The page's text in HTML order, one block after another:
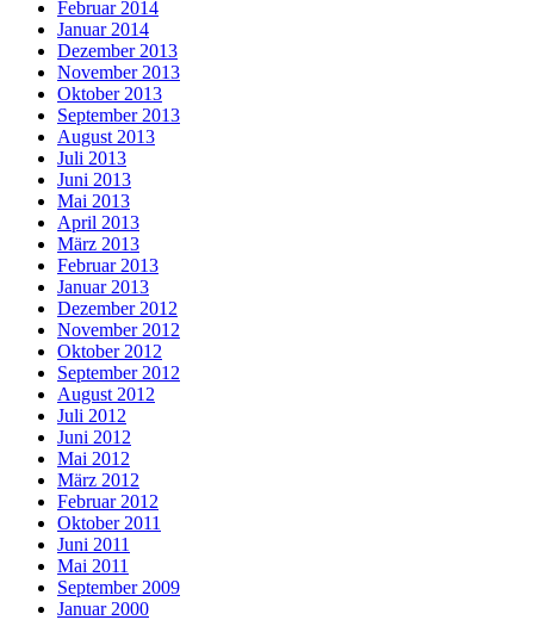
Februar 2014
Januar 2014
Dezember 2013
November 2013
Oktober 2013
September 2013
August 2013
Juli 2013
Juni 2013
Mai 2013
April 2013
März 2013
Februar 2013
Januar 2013
Dezember 2012
November 2012
Oktober 2012
September 2012
August 2012
Juli 2012
Juni 2012
Mai 2012
März 2012
Februar 2012
Oktober 2011
Juni 2011
Mai 2011
September 2009
Januar 2000